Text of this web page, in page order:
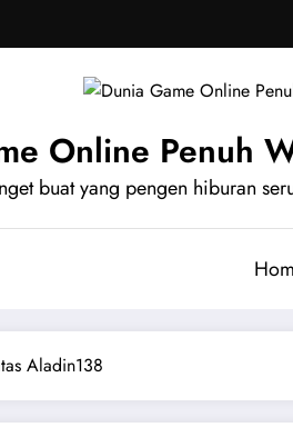
Online Penuh
buat yang pengen hiburan
Aladin138